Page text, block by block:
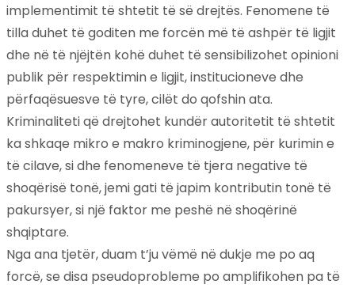
implementimit të shtetit të së drejtës. Fenomene të
tilla duhet të goditen me forcën më të ashpër të ligjit
dhe në të njëjtën kohë duhet të sensibilizohet opinioni
publik për respektimin e ligjit, institucioneve dhe
përfaqësuesve të tyre, cilët do qofshin ata.
Kriminaliteti që drejtohet kundër autoritetit të shtetit
ka shkaqe mikro e makro kriminogjene, për kurimin e
të cilave, si dhe fenomeneve të tjera negative të
shoqërisë tonë, jemi gati të japim kontributin tonë të
pakursyer, si një faktor me peshë në shoqërinë
shqiptare.
Nga ana tjetër, duam t’ju vëmë në dukje me po aq
forcë, se disa pseudoprobleme po amplifikohen pa të